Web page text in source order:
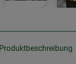
Produktbeschreibung